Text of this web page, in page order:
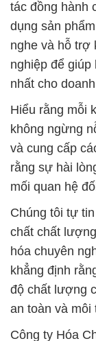
tác đồng hành
dụng sản
nghe và hỗ trợ
nghiệp để
nhất cho
Hiểu rằng mỗi
không ngừng
và cung cấp
rằng sự hài
mối quan hệ
Chúng tôi tự
chất chất
hóa chuyên
khẳng định
độ chất lượng
an toàn và môi
Công ty Hóa